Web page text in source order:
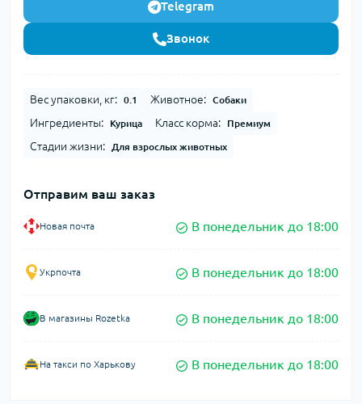
Telegram
Звонок
Вес упаковки, кг: 0.1 Животное: Собаки
Ингредиенты: Курица Класс корма: Премиум
Стадии жизни: Для взрослых животных
Отправим ваш заказ
Новая почта В понедельник до 18:00
Укрпочта В понедельник до 18:00
В магазины Rozetka В понедельник до 18:00
На такси по Харькову В понедельник до 18:00